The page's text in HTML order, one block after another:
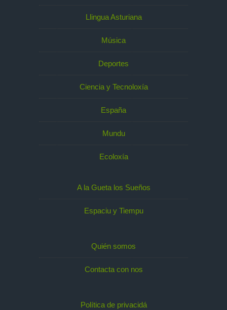
Llingua Asturiana
Música
Deportes
Ciencia y Tecnoloxía
España
Mundu
Ecoloxía
A la Gueta los Sueños
Espaciu y Tiempu
Quién somos
Contacta con nos
Política de privacidá